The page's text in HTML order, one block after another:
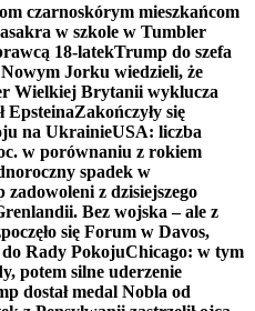
czarnoskórym mieszkańcom
w szkole w Tumbler
18-latekTrump do szefa
Jorku wiedzieli, że
Wielkiej Brytanii wyklucza
EpsteinaZakończyły się
na UkrainieUSA: liczba
w porównaniu z rokiem
spadek w
zadowoleni z dzisiejszego
Bez wojska – ale z
się Forum w Davos,
Rady PokojuChicago: w tym
potem silne uderzenie
dostał medal Nobla od